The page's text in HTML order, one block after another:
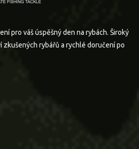
pro váš úspěšný den na rybách. Široký
zkušených rybářů a rychlé doručení po